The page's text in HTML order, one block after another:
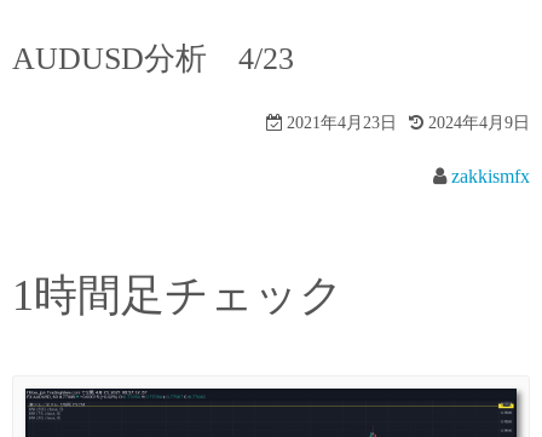
AUDUSD分析 4/23
2021年4月23日 2024年4月9日
zakkismfx
1時間足チェック